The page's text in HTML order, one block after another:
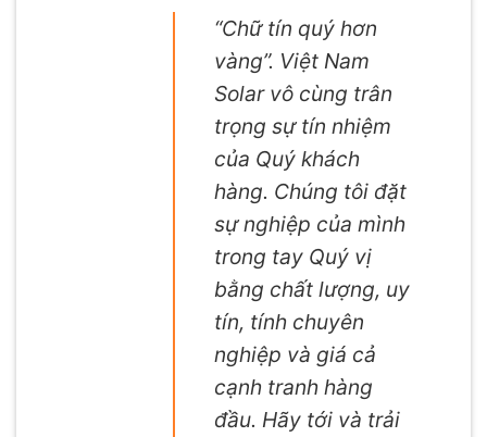
“Chữ tín quý hơn
vàng”. Việt Nam
Solar vô cùng trân
trọng sự tín nhiệm
của Quý khách
hàng. Chúng tôi đặt
sự nghiệp của mình
trong tay Quý vị
bằng chất lượng, uy
tín, tính chuyên
nghiệp và giá cả
cạnh tranh hàng
đầu. Hãy tới và trải